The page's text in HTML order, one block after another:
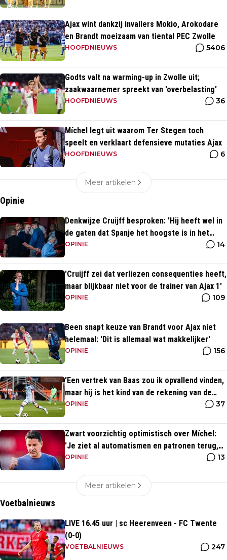
Ajax wint dankzij invallers Mokio, Arokodare
en Brandt moeizaam van tiental PEC Zwolle
HOOFDNIEUWS 5406
Godts valt na warming-up in Zwolle uit;
zaakwaarnemer spreekt van 'overbelasting'
HOOFDNIEUWS 36
Míchel legt uit waarom Ter Stegen toch
speelt en verklaart defensieve mutaties Ajax
HOOFDNIEUWS 6
Meer artikelen
Opinie
Denkwijze Cruijff besproken: 'Hij heeft wel in
de gaten dat Spanje het hoogste is in het
voetbal'
OPINIE 14
'Cruijff zei dat verliezen consequenties heeft,
maar blijkbaar niet voor de trainer van Ajax 1'
OPINIE 109
Been snapt keuze van Brandt voor Ajax niet
helemaal: 'Dit is allemaal wat makkelijker'
OPINIE 156
'Een vertrek van Baas zou ik opvallend vinden,
maar hij is het kind van de rekening van de
komst van Blind'
OPINIE 37
Zwart voorzichtig optimistisch over Míchel:
'Je ziet al automatismen en patronen terug,
maar...'
OPINIE 13
Meer artikelen
Voetbalnieuws
LIVE 16.45 uur | sc Heerenveen - FC Twente
(0-0)
VOETBALNIEUWS 247